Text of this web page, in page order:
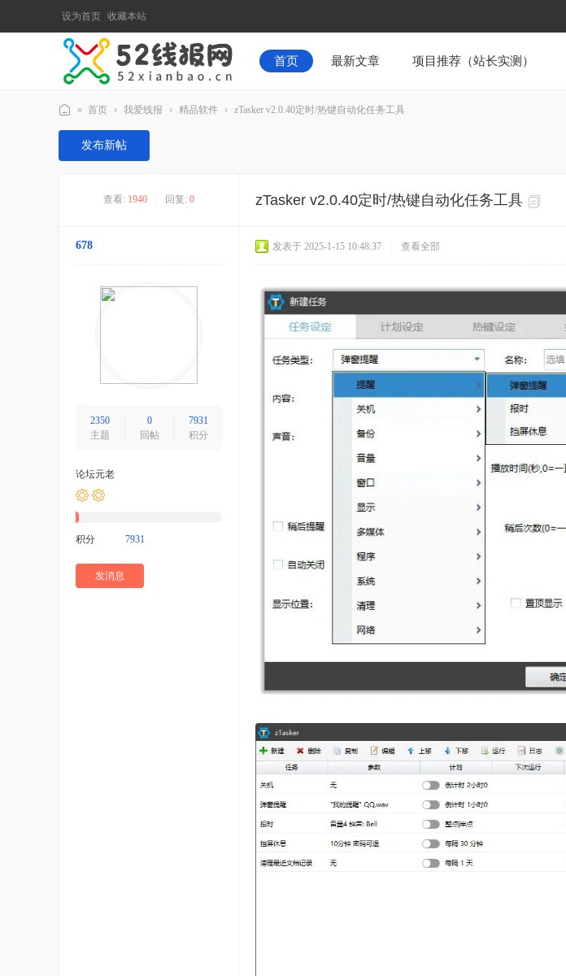
设为首页 收藏本站
首页 最新文章 项目推荐（站长实测）
52
线
» 首页 › 我爱线报 › 精品软件 › zTasker v2.0.40定时/热键自动化任务工具
发布新帖
查看: 1940 回复: 0 zTasker v2.0.40定时/热键自动化任务工具
678
2350
主题
0
回帖
7931
积分
论坛元老
积分 7931
发消息
发表于 2025-1-15 10:48:37 查看全部